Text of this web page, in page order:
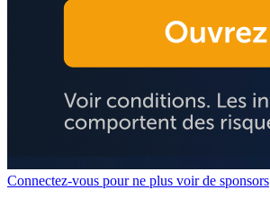
Connectez-vous pour ne plus voir de sponsors